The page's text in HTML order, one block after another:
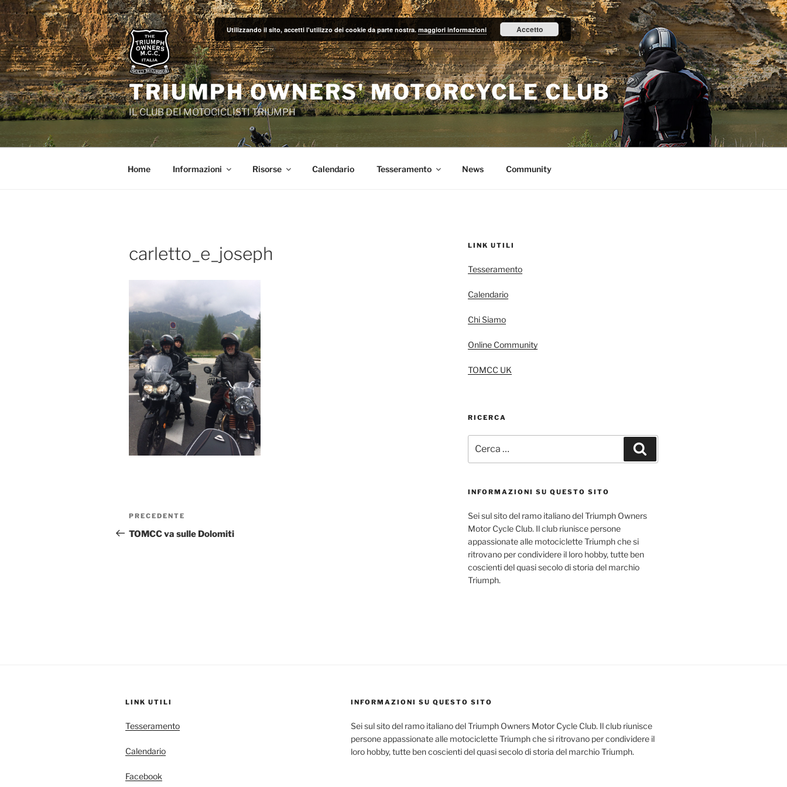
Salta
al
contenuto
TRIUMPH OWNERS' MOTORCYCLE CLUB
IL CLUB DEI MOTOCICLISTI TRIUMPH
Home Informazioni Risorse Calendario Tesseramento News Community
carletto_e_joseph
Navigazione
articoli
Articolo
precedente:
PRECEDENTE
TOMCC va sulle Dolomiti
LINK UTILI
Tesseramento
Calendario
Chi Siamo
Online Community
TOMCC UK
RICERCA
INFORMAZIONI SU QUESTO SITO
Sei sul sito del ramo italiano del Triumph Owners
Motor Cycle Club. Il club riunisce persone
appassionate alle motociclette Triumph che si
ritrovano per condividere il loro hobby, tutte ben
coscienti del quasi secolo di storia del marchio
Triumph.
LINK UTILI
Tesseramento
Calendario
Facebook
INFORMAZIONI SU QUESTO SITO
Sei sul sito del ramo italiano del Triumph Owners Motor Cycle Club. Il club riunisce
persone appassionate alle motociclette Triumph che si ritrovano per condividere il
loro hobby, tutte ben coscienti del quasi secolo di storia del marchio Triumph.
Utilizzando il sito, accetti l'utilizzo dei cookie da parte nostra. maggiori informazioni Accetto